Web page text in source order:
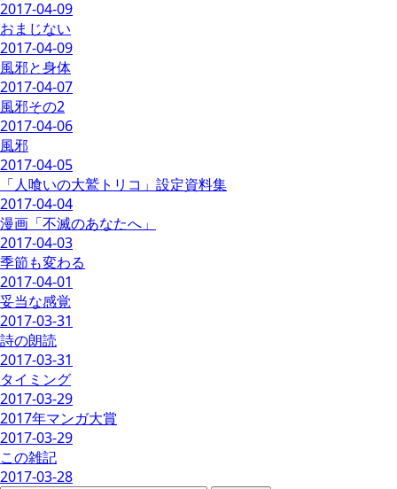
2017-04-09
おまじない
2017-04-09
風邪と身体
2017-04-07
風邪その2
2017-04-06
風邪
2017-04-05
「人喰いの大鷲トリコ」設定資料集
2017-04-04
漫画「不滅のあなたへ」
2017-04-03
季節も変わる
2017-04-01
妥当な感覚
2017-03-31
詩の朗読
2017-03-31
タイミング
2017-03-29
2017年マンガ大賞
2017-03-29
この雑記
2017-03-28